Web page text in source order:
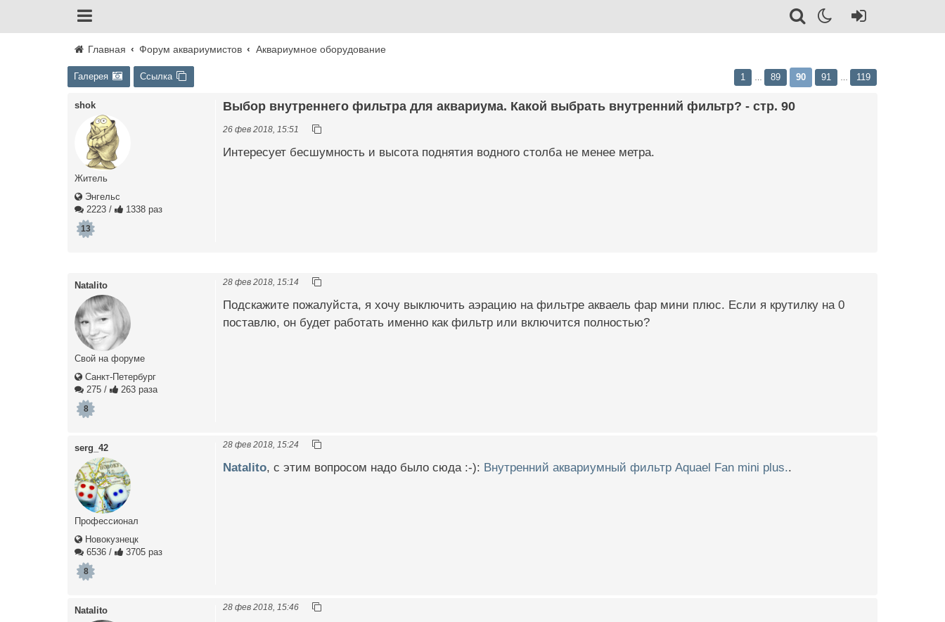
Главная Форум аквариумистов Аквариумное оборудование
Галерея Ссылка 1 89 90 91 119
shok
Житель
Энгельс
2223 / 1338 раз
13
Выбор внутреннего фильтра для аквариума. Какой выбрать внутренний фильтр? - стр. 90
26 фев 2018, 15:51
Интересует бесшумность и высота поднятия водного столба не менее метра.
Natalito
Свой на форуме
Санкт-Петербург
275 / 263 раза
8
28 фев 2018, 15:14
Подскажите пожалуйста, я хочу выключить аэрацию на фильтре акваель фар мини плюс. Если я крутилку на 0
поставлю, он будет работать именно как фильтр или включится полностью?
serg_42
Профессионал
Новокузнецк
6536 / 3705 раз
8
28 фев 2018, 15:24
Natalito, с этим вопросом надо было сюда :-): Внутренний аквариумный фильтр Aquael Fan mini plus..
Natalito 28 фев 2018, 15:46